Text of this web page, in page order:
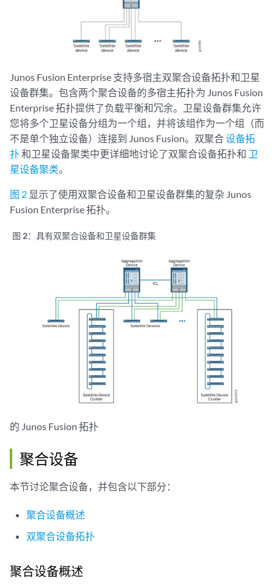
Junos Fusion Enterprise 支持多宿主双聚合设备拓扑和卫星
设备群集。包含两个聚合设备的多宿主拓扑为 Junos Fusion
Enterprise 拓扑提供了负载平衡和冗余。卫星设备群集允许
您将多个卫星设备分组为一个组，并将该组作为一个组（而
不是单个独立设备）连接到 Junos Fusion。双聚合设备拓
扑和卫星设备聚类中更详细地讨论了双聚合设备拓扑和 卫
星设备聚类。
图 2 显示了使用双聚合设备和卫星设备群集的复杂 Junos
Fusion Enterprise 拓扑。
图 2： 具有双聚合设备和卫星设备群集
的 Junos Fusion 拓扑
聚合设备
本节讨论聚合设备，并包含以下部分：
聚合设备概述
双聚合设备拓扑
聚合设备概述